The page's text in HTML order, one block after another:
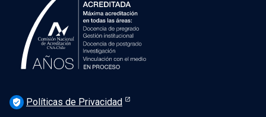
verified_user Políticas de Privacidad